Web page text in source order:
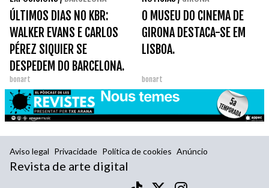
ÚLTIMOS DIAS NO KBR:
WALKER EVANS E CARLOS
PÉREZ SIQUIER SE
DESPEDEM DO BARCELONA.
bonart
O MUSEU DO CINEMA DE
GIRONA DESTACA-SE EM
LISBOA.
bonart
Aviso legal Privacidade Política de cookies Anúncio
Revista de arte digital